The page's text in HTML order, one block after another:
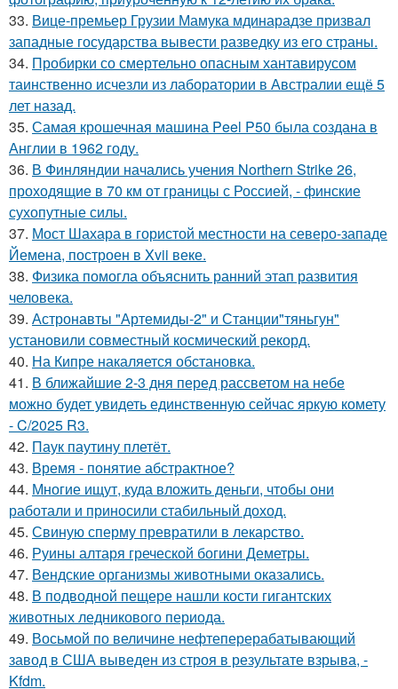
33. Вице-премьер Грузии Мамука мдинарадзе призвал
западные государства вывести разведку из его страны.
34. Пробирки со смертельно опасным хантавирусом
таинственно исчезли из лаборатории в Австралии ещё 5
лет назад.
35. Самая крошечная машина Peel P50 была создана в
Англии в 1962 году.
36. В Финляндии начались учения Northern Strike 26,
проходящие в 70 км от границы с Россией, - финские
сухопутные силы.
37. Мост Шахара в гористой местности на северо-западе
Йемена, построен в Xvii веке.
38. Физика помогла объяснить ранний этап развития
человека.
39. Астронавты "Артемиды-2" и Станции"тяньгун"
установили совместный космический рекорд.
40. На Кипре накаляется обстановка.
41. В ближайшие 2-3 дня перед рассветом на небе
можно будет увидеть единственную сейчас яркую комету
- C/2025 R3.
42. Паук паутину плетёт.
43. Время - понятие абстрактное?
44. Многие ищут, куда вложить деньги, чтобы они
работали и приносили стабильный доход.
45. Свиную сперму превратили в лекарство.
46. Руины алтаря греческой богини Деметры.
47. Вендские организмы животными оказались.
48. В подводной пещере нашли кости гигантских
животных ледникового периода.
49. Восьмой по величине нефтеперерабатывающий
завод в США выведен из строя в результате взрыва, -
Kfdm.